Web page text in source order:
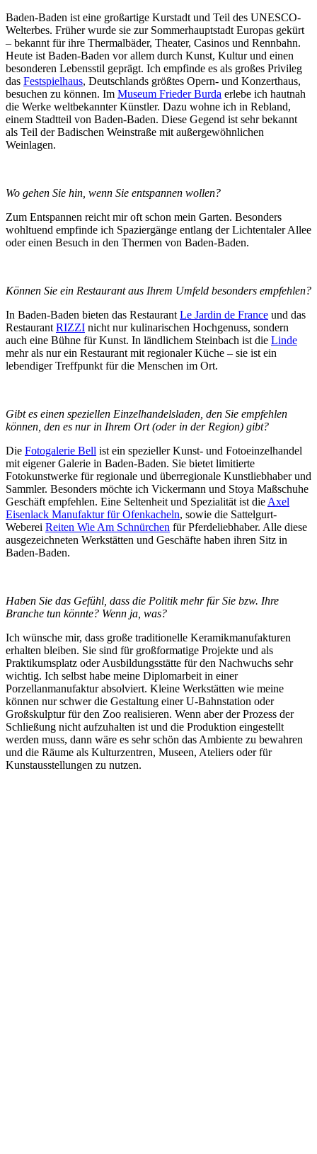
Baden-Baden ist eine großartige Kurstadt und Teil des UNESCO-
Welterbes. Früher wurde sie zur Sommerhauptstadt Europas gekürt
– bekannt für ihre Thermalbäder, Theater, Casinos und Rennbahn.
Heute ist Baden-Baden vor allem durch Kunst, Kultur und einen
besonderen Lebensstil geprägt. Ich empfinde es als großes Privileg
das Festspielhaus, Deutschlands größtes Opern- und Konzerthaus,
besuchen zu können. Im Museum Frieder Burda erlebe ich hautnah
die Werke weltbekannter Künstler. Dazu wohne ich in Rebland,
einem Stadtteil von Baden-Baden. Diese Gegend ist sehr bekannt
als Teil der Badischen Weinstraße mit außergewöhnlichen
Weinlagen.
Wo gehen Sie hin, wenn Sie entspannen wollen?
Zum Entspannen reicht mir oft schon mein Garten. Besonders
wohltuend empfinde ich Spaziergänge entlang der Lichtentaler Allee
oder einen Besuch in den Thermen von Baden-Baden.
Können Sie ein Restaurant aus Ihrem Umfeld besonders empfehlen?
In Baden-Baden bieten das Restaurant Le Jardin de France und das
Restaurant RIZZI nicht nur kulinarischen Hochgenuss, sondern
auch eine Bühne für Kunst. In ländlichem Steinbach ist die Linde
mehr als nur ein Restaurant mit regionaler Küche – sie ist ein
lebendiger Treffpunkt für die Menschen im Ort.
Gibt es einen speziellen Einzelhandelsladen, den Sie empfehlen
können, den es nur in Ihrem Ort (oder in der Region) gibt?
Die Fotogalerie Bell ist ein spezieller Kunst- und Fotoeinzelhandel
mit eigener Galerie in Baden-Baden. Sie bietet limitierte
Fotokunstwerke für regionale und überregionale Kunstliebhaber und
Sammler. Besonders möchte ich Vickermann und Stoya Maßschuhe
Geschäft empfehlen. Eine Seltenheit und Spezialität ist die Axel
Eisenlack Manufaktur für Ofenkacheln, sowie die Sattelgurt-
Weberei Reiten Wie Am Schnürchen für Pferdeliebhaber. Alle diese
ausgezeichneten Werkstätten und Geschäfte haben ihren Sitz in
Baden-Baden.
Haben Sie das Gefühl, dass die Politik mehr für Sie bzw. Ihre
Branche tun könnte? Wenn ja, was?
Ich wünsche mir, dass große traditionelle Keramikmanufakturen
erhalten bleiben. Sie sind für großformatige Projekte und als
Praktikumsplatz oder Ausbildungsstätte für den Nachwuchs sehr
wichtig. Ich selbst habe meine Diplomarbeit in einer
Porzellanmanufaktur absolviert. Kleine Werkstätten wie meine
können nur schwer die Gestaltung einer U-Bahnstation oder
Großskulptur für den Zoo realisieren. Wenn aber der Prozess der
Schließung nicht aufzuhalten ist und die Produktion eingestellt
werden muss, dann wäre es sehr schön das Ambiente zu bewahren
und die Räume als Kulturzentren, Museen, Ateliers oder für
Kunstausstellungen zu nutzen.